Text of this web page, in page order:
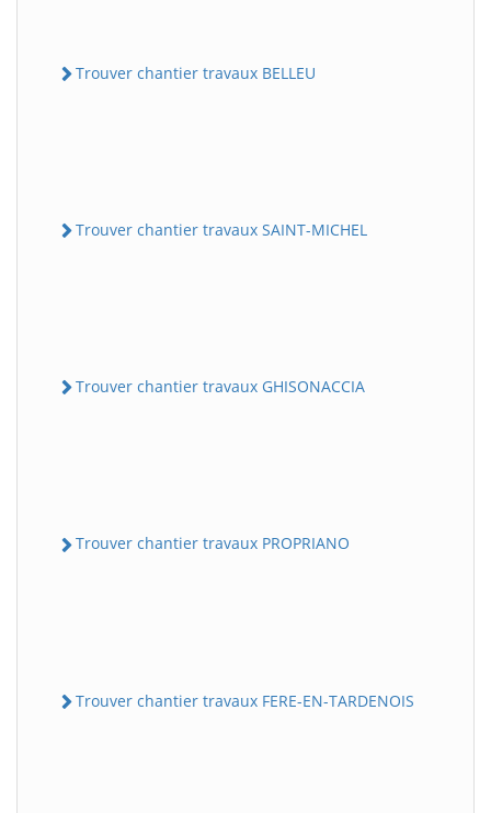
Trouver chantier travaux BELLEU
Trouver chantier travaux SAINT-MICHEL
Trouver chantier travaux GHISONACCIA
Trouver chantier travaux PROPRIANO
Trouver chantier travaux FERE-EN-TARDENOIS